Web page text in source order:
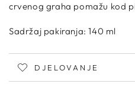
crvenog graha pomažu kod
Sadržaj pakiranja: 140 ml
DJELOVANJE